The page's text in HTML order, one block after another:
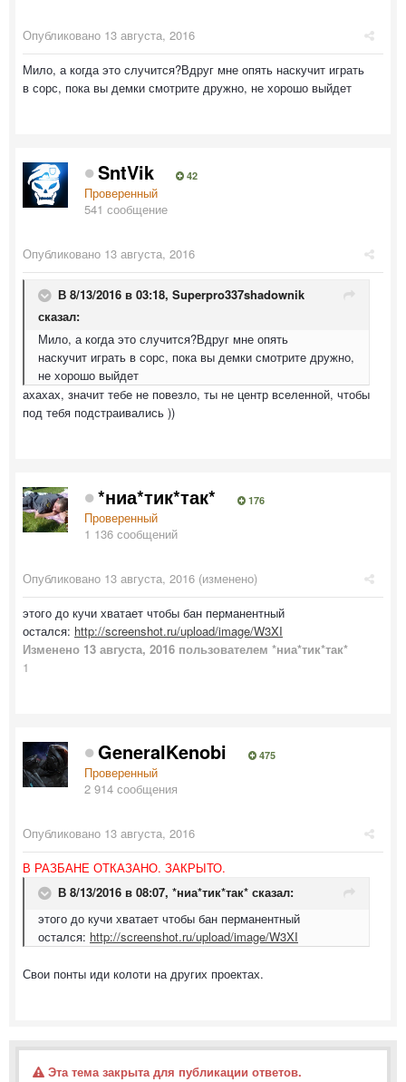
Опубликовано 13 августа, 2016
Мило, а когда это случится?Вдруг мне опять наскучит играть
в сорс, пока вы демки смотрите дружно, не хорошо выйдет
SntVik 42
Проверенный
541 сообщение
Опубликовано 13 августа, 2016
В 8/13/2016 в 03:18, Superpro337shadownik
сказал:
Мило, а когда это случится?Вдруг мне опять
наскучит играть в сорс, пока вы демки смотрите дружно,
не хорошо выйдет
ахахах, значит тебе не повезло, ты не центр вселенной, чтобы
под тебя подстраивались ))
*ниа*тик*так* 176
Проверенный
1 136 сообщений
Опубликовано 13 августа, 2016 (изменено)
этого до кучи хватает чтобы бан перманентный
остался: http://screenshot.ru/upload/image/W3XI
Изменено 13 августа, 2016 пользователем *ниа*тик*так*
1
GeneralKenobi 475
Проверенный
2 914 сообщения
Опубликовано 13 августа, 2016
В РАЗБАНЕ ОТКАЗАНО. ЗАКРЫТО.
В 8/13/2016 в 08:07, *ниа*тик*так* сказал:
этого до кучи хватает чтобы бан перманентный
остался: http://screenshot.ru/upload/image/W3XI
Свои понты иди колоти на других проектах.
Эта тема закрыта для публикации ответов.